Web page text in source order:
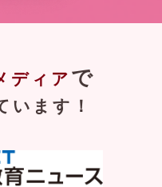
ディア で
います！